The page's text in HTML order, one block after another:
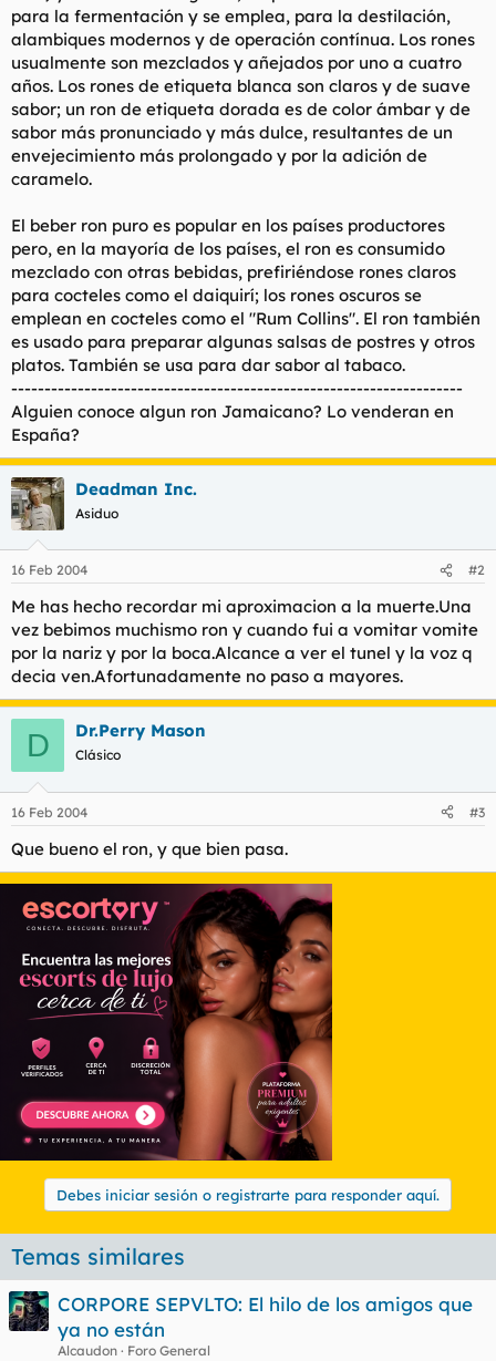
para la fermentación y se emplea, para la destilación,
alambiques modernos y de operación contínua. Los rones
usualmente son mezclados y añejados por uno a cuatro
años. Los rones de etiqueta blanca son claros y de suave
sabor; un ron de etiqueta dorada es de color ámbar y de
sabor más pronunciado y más dulce, resultantes de un
envejecimiento más prolongado y por la adición de
caramelo.
El beber ron puro es popular en los países productores
pero, en la mayoría de los países, el ron es consumido
mezclado con otras bebidas, prefiriéndose rones claros
para cocteles como el daiquirí; los rones oscuros se
emplean en cocteles como el "Rum Collins". El ron también
es usado para preparar algunas salsas de postres y otros
platos. También se usa para dar sabor al tabaco.
--------------------------------------------------------------------
Alguien conoce algun ron Jamaicano? Lo venderan en
España?
Deadman Inc.
Asiduo
16 Feb 2004 #2
Me has hecho recordar mi aproximacion a la muerte.Una
vez bebimos muchismo ron y cuando fui a vomitar vomite
por la nariz y por la boca.Alcance a ver el tunel y la voz q
decia ven.Afortunadamente no paso a mayores.
D Dr.Perry Mason
Clásico
16 Feb 2004 #3
Que bueno el ron, y que bien pasa.
Debes iniciar sesión o registrarte para responder aquí.
Temas similares
CORPORE SEPVLTO: El hilo de los amigos que
ya no están
Alcaudon
Foro General